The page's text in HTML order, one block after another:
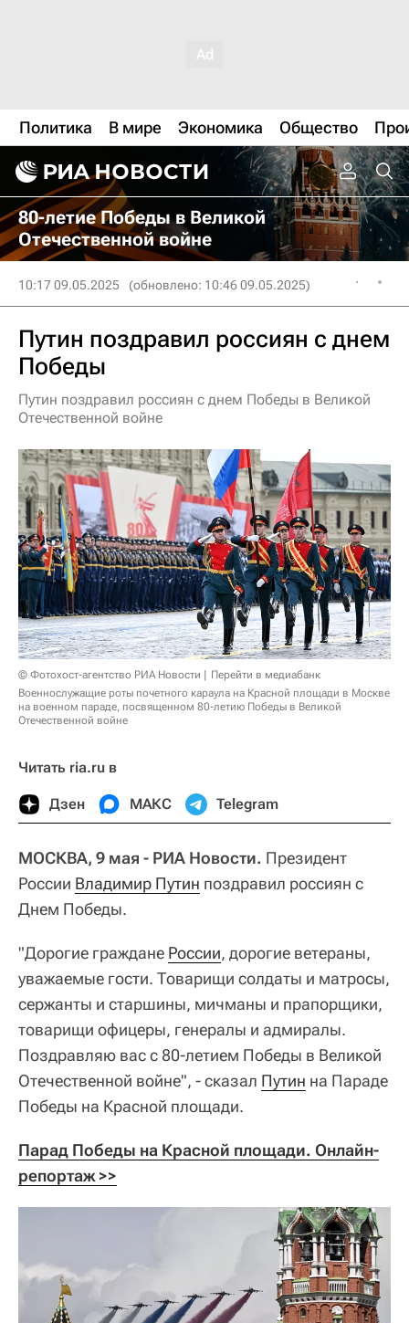
Политика В мире Экономика Общество
80-летие Победы в Великой
Отечественной войне
10:17 09.05.2025 (обновлено: 10:46 09.05.2025)
Путин поздравил россиян с днем
Победы
Путин поздравил россиян с днем Победы в Великой
Отечественной войне
© Фотохост-агентство РИА Новости
Перейти в медиабанк
Военнослужащие роты почетного караула на Красной площади в Москве
на военном параде, посвященном 80-летию Победы в Великой
Отечественной войне
Читать ria.ru в
Дзен МАКС Telegram
МОСКВА, 9 мая - РИА Новости. Президент
России Владимир Путин поздравил россиян с
Днем Победы.
"Дорогие граждане России, дорогие ветераны,
уважаемые гости. Товарищи солдаты и матросы,
сержанты и старшины, мичманы и прапорщики,
товарищи офицеры, генералы и адмиралы.
Поздравляю вас с 80-летием Победы в Великой
Отечественной войне", - сказал Путин на Параде
Победы на Красной площади.
Парад Победы на Красной площади. Онлайн-
репортаж >>